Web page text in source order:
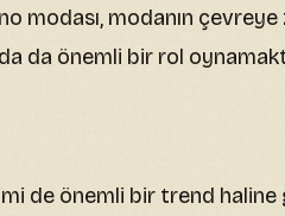
modası, modanın
da önemli bir rol
de önemli bir trend haline